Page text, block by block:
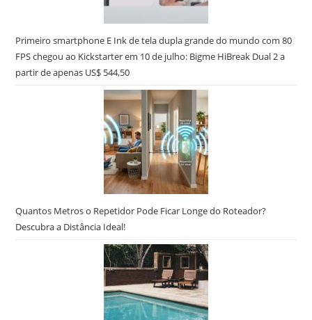
Primeiro smartphone E Ink de tela dupla grande do mundo com 80
FPS chegou ao Kickstarter em 10 de julho: Bigme HiBreak Dual 2 a
partir de apenas US$ 544,50
Quantos Metros o Repetidor Pode Ficar Longe do Roteador?
Descubra a Distância Ideal!